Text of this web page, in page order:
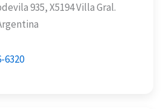
935, X5194 Villa Gral.
6320